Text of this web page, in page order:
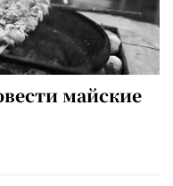
майские